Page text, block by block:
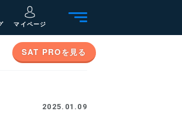
マイページ
SAT PROを見る
2025.01.09